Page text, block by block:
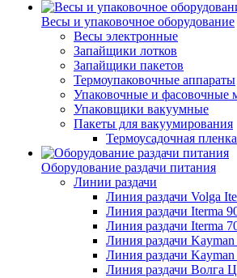
Весы и упаковочное оборудование
Весы электронные
Запайщики лотков
Запайщики пакетов
Термоупаковочные аппараты
Упаковочные и фасовочные
Упаковщики вакуумные
Пакеты для вакуумирования
Термоусадочная пленка
Оборудование раздачи питания
Линии раздачи
Линия раздачи Volga
Линия раздачи Iterma
Линия раздачи Iterma
Линия раздачи Kayman
Линия раздачи Kayman
Линия раздачи Волга